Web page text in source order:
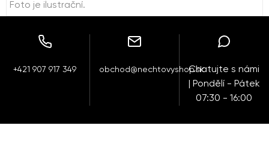
Foto je ilustrační.
+421 907 917 349 obchod@nechtovyshop.skChatujte s námi
| Pondělí - Pátek
07:30 - 16:00